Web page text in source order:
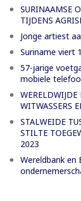
SURINAAMSE
TIJDENS
Jonge artiest
Suriname viert
57-jarige
mobiele
WITWASSERS
STALWEIDE
STILTE
2023
Wereldbank en